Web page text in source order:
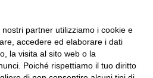
partner utilizziamo i cookie e
accedere ed elaborare i dati
la visita al sito web o la
Poiché rispettiamo il tuo diritto